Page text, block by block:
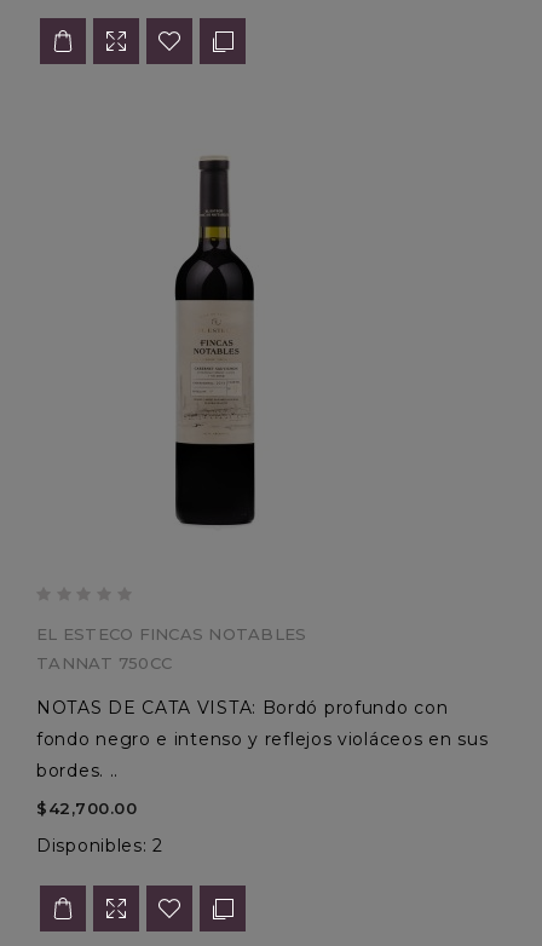
EL ESTECO FINCAS NOTABLES
TANNAT 750CC
NOTAS DE CATA VISTA: Bordó profundo con
fondo negro e intenso y reflejos violáceos en sus
bordes. ..
$42,700.00
Disponibles: 2